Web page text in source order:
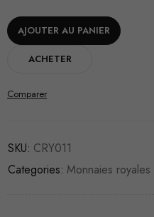
AJOUTER AU PANIER
ACHETER
Comparer
SKU: CRY011
Categories: Monnaies royales